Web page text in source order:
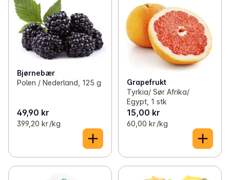
Bjørnebær
Polen / Nederland, 125 g
49,90 kr
399,20 kr /kg
Grapefrukt
Tyrkia/ Sør Afrika/
Egypt, 1 stk
15,00 kr
60,00 kr /kg